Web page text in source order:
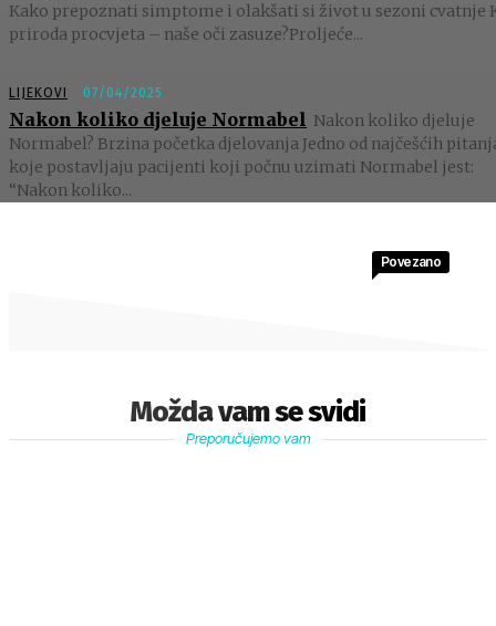
Kako prepoznati simptome i olakšati si život u sezoni cvatnje
priroda procvjeta – naše oči zasuze?Proljeće...
LIJEKOVI 07/04/2025
Nakon koliko djeluje Normabel Nakon koliko djeluje
Normabel? Brzina početka djelovanja Jedno od najčešćih
koje postavljaju pacijenti koji počnu uzimati Normabel jest:
“Nakon koliko...
Možda vam se svidi
Povezano
Preporučujemo vam